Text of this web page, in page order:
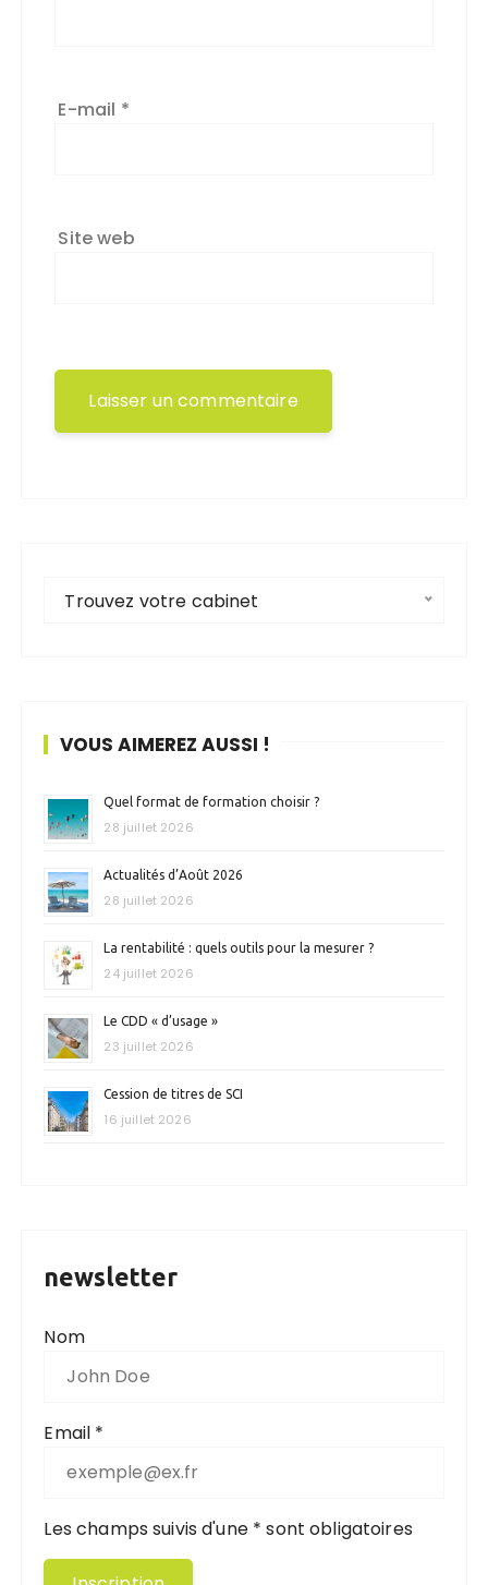
E-mail *
Site web
Trouvez votre cabinet
VOUS AIMEREZ AUSSI !
Quel format de formation choisir ?
28 juillet 2026
Actualités d’Août 2026
28 juillet 2026
La rentabilité : quels outils pour la mesurer ?
24 juillet 2026
Le CDD « d’usage »
23 juillet 2026
Cession de titres de SCI
16 juillet 2026
newsletter
Nom
Email *
Les champs suivis d'une * sont obligatoires